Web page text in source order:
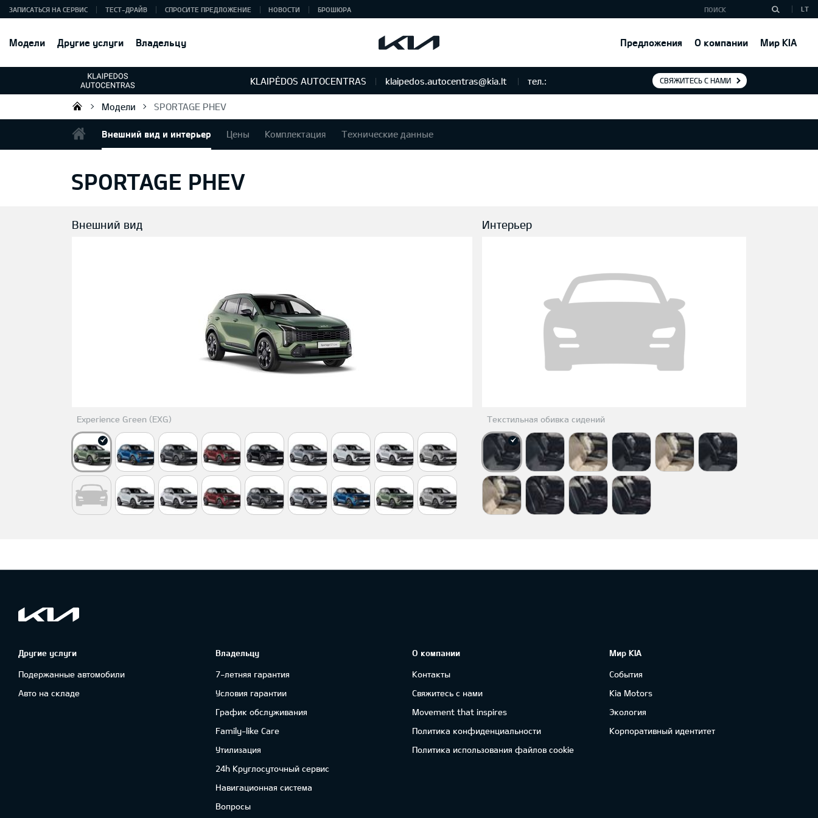
Модели Другие услуги Владельцу Предложения О компании Мир KIA
ЗАПИСАТЬСЯ НА СЕРВИС ТЕСТ-ДРАЙВ СПРОСИТЕ ПРЕДЛОЖЕНИЕ НОВОСТИ БРОШЮРА LT
KLAIPĖDOS AUTOCENTRAS klaipedos.autocentras@kia.lt тел.: СВЯЖИТЕСЬ С НАМИ
UAB „Klaipėdos autocentras“
Модели SPORTAGE PHEV
Внешний вид и интерьер Цены Комплектация Технические данные
SPORTAGE PHEV
Внешний вид
Experience Green (EXG)
Интерьер
Текстильная обивка сидений
Другие услуги
Подержанные автомобили
Авто на складе
Владельцу
7-летняя гарантия
Условия гарантии
График обслуживания
Family-like Care
Утилизация
24h Круглосуточный сервис
Навигационная система
Вопросы
О компании
Контакты
Свяжитесь с нами
Movement that inspires
Политика конфиденциальности
Политика использования файлов cookie
Мир KIA
События
Kia Motors
Экология
Корпоративный идентитет